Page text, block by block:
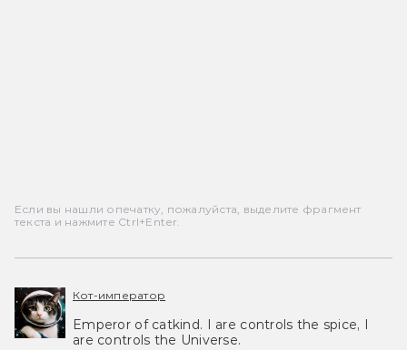
Если вы нашли опечатку, пожалуйста, выделите фрагмент
текста и нажмите Ctrl+Enter.
Кот-император
Emperor of catkind. I are controls the spice, I
are controls the Universe.